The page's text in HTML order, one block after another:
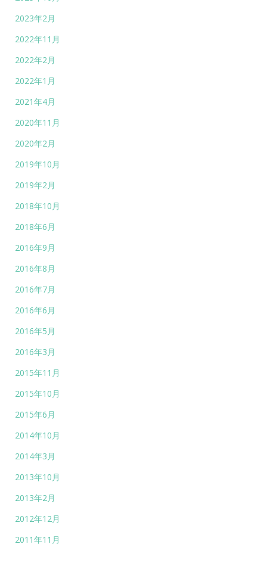
2023年2月
2022年11月
2022年2月
2022年1月
2021年4月
2020年11月
2020年2月
2019年10月
2019年2月
2018年10月
2018年6月
2016年9月
2016年8月
2016年7月
2016年6月
2016年5月
2016年3月
2015年11月
2015年10月
2015年6月
2014年10月
2014年3月
2013年10月
2013年2月
2012年12月
2011年11月